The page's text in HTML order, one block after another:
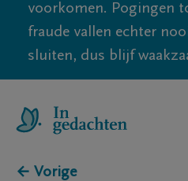
voorkomen. Pogingen
fraude vallen echter
sluiten, dus blijf
← Vorige